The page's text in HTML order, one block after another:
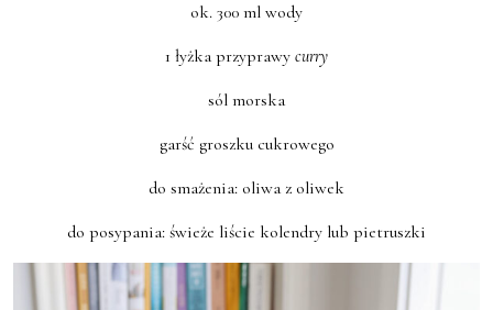
ok. 300 ml wody
1 łyżka przyprawy curry
sól morska
garść groszku cukrowego
do smażenia: oliwa z oliwek
do posypania: świeże liście kolendry lub pietruszki